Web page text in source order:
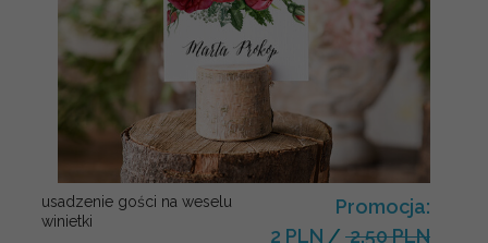
usadzenie gości na weselu
winietki
Promocja:
2 PLN / 2.50 PLN